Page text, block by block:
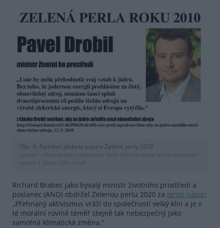
Obr. 6. Pamětní plaketa autora Zelené perly 2010
Licence |
Všechna práva vyhrazena. Další šíření je možné jen se souhlasem
autora
Zdroj | Děti Země
Richard Brabec jako bývalý ministr životního prostředí a
poslanec (ANO) obdržel Zelenou perlu 2020 za tento názor:
„Přehnaný aktivismus vráží do společnosti velký klín a je v
té morální rovině téměř stejně tak nebezpečný jako
samotná klimatická změna.“